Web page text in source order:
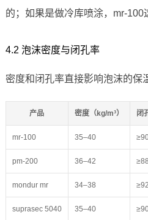
的；如果是做冷库喷涂，mr-100
4.2 泡沫密度与闭孔率
密度和闭孔率直接影响泡沫的保
产品 密度（kg/m³） 闭
mr-100 35–40
pm-200 36–42
mondur mr 34–38
suprasec 5040 35–40